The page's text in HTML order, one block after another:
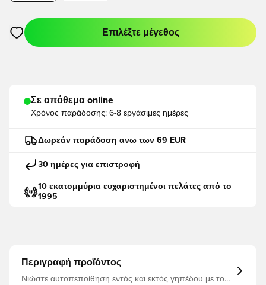
Ανοίγει ένα Modal για να συνδεθείτε ή να εγγραφείτε ως
Επιλέξτε μέγεθος
Σε απόθεμα online
Χρόνος παράδοσης: 6-8 εργάσιμες ημέρες
Δωρεάν παράδοση ανω των 69 EUR
30 ημέρες για επιστροφή
10 εκατομμύρια ευχαριστημένοι πελάτες από το
1995
Περιγραφή προϊόντος
Νιώστε αυτοπεποίθηση εντός και εκτός γηπέδου με το